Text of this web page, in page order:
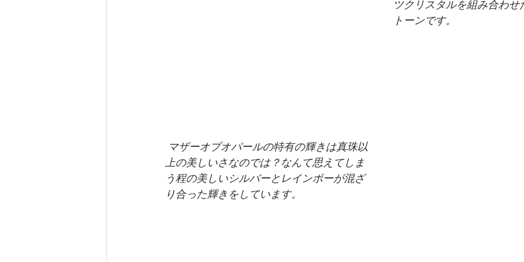
ツクリスタルを組み合わせ
トーンです。
マザーオブオパールの特有の輝きは真珠以
上の美しいさなのでは？なんて思えてしま
う程の美しいシルバーとレインボーが混ざ
り合った輝きをしています。